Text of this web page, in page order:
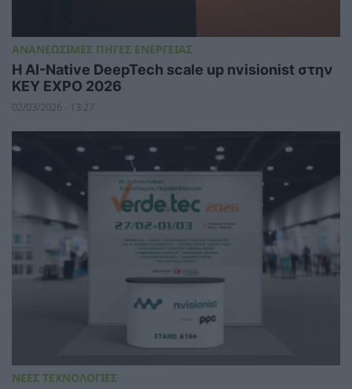
ΑΝΑΝΕΩΣΙΜΕΣ ΠΗΓΕΣ ΕΝΕΡΓΕΙΑΣ
Η AI-Native DeepTech scale up nvisionist στην
KEY EXPO 2026
02/03/2026 - 13:27
ΝΕΕΣ ΤΕΧΝΟΛΟΓΙΕΣ